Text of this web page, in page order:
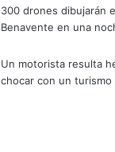
300 drones dibujarán
Benavente en una
Un motorista resulta
chocar con un